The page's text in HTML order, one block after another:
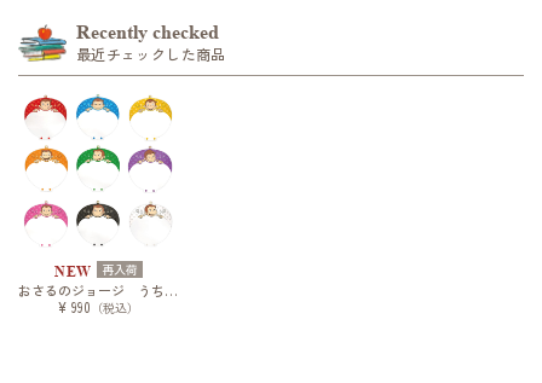
Recently checked
最近チェックした商品
NEW 再入荷
おさるのジョージ うちわカバーvol.2
¥ 990 （税込）